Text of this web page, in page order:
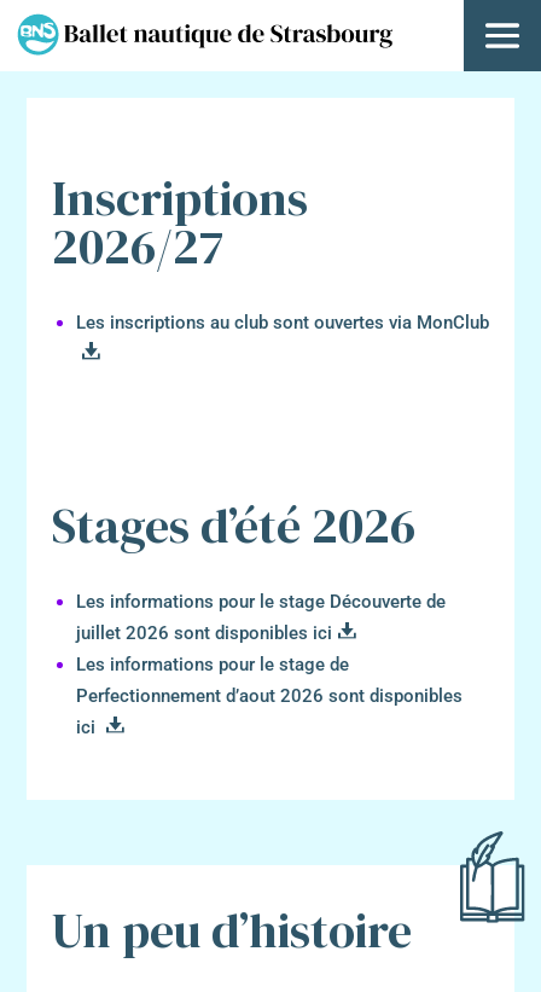
Inscriptions
2026/27
Les inscriptions au club sont ouvertes via MonClub
Stages d’été 2026
Les informations pour le stage Découverte de
juillet 2026 sont disponibles ici
Les informations pour le stage de
Perfectionnement d’aout 2026 sont disponibles
ici
Un peu d’histoire